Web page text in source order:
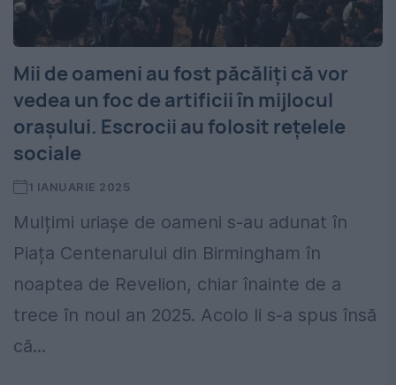
Mii de oameni au fost păcăliți că vor
vedea un foc de artificii în mijlocul
orașului. Escrocii au folosit rețelele
sociale
1 IANUARIE 2025
Mulțimi uriașe de oameni s-au adunat în
Piața Centenarului din Birmingham în
noaptea de Revelion, chiar înainte de a
trece în noul an 2025. Acolo li s-a spus însă
că...